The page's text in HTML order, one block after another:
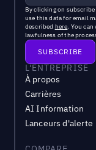
By clicking on
use this data for email
described here. You
lawfulness of the
L'ENTREPRISE
À propos
Carrières
AI Information
Lanceurs d'alerte